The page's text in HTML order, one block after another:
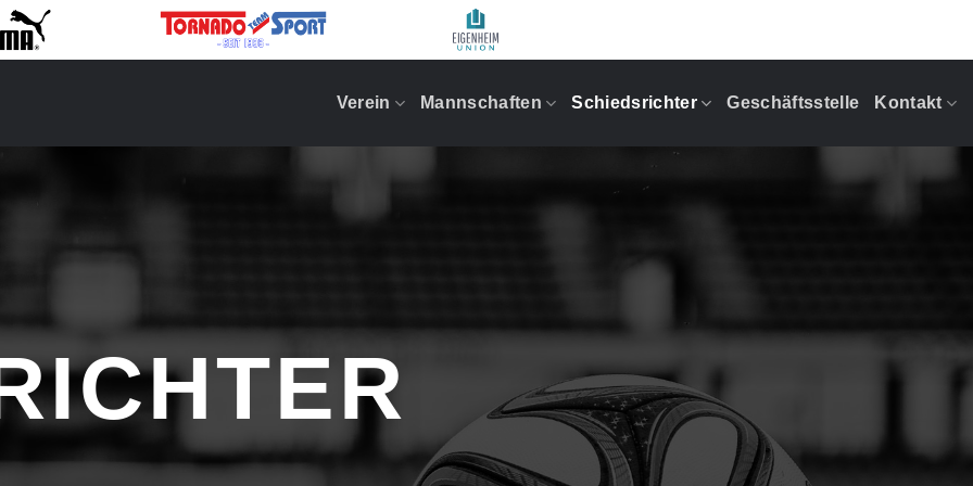
Verein
Mannschaften Schiedsrichter Geschäftsstelle Kontakt